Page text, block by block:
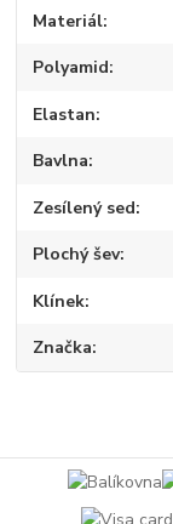
Materiál
Polyamid
Elastan
Bavlna
Zesílený sed
Plochý šev
Klínek
Značka